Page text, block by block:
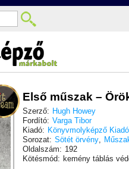
Első műszak –
Szerző: Hugh Howey
Fordító: Varga Tibor
Kiadó: Könyvmolyképző
Sorozat: Sötét örvény,
Oldalszám: 192
Kötésmód: kemény táblás